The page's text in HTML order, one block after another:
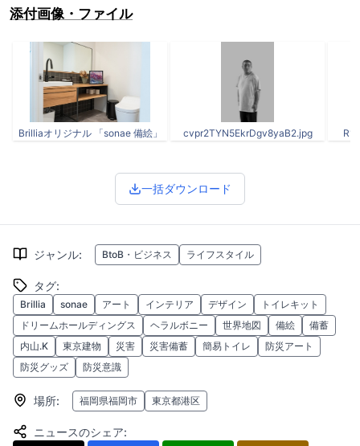
添付画像・ファイル
Brilliaオリジナル 「sonae 備絵」 cvpr2TYN5EkrDgv8yaB2.jpg
一括ダウンロード
ジャンル: BtoB・ビジネス ライフスタイル
タグ:
Brillia sonae アート インテリア デザイン
トイレキット
ドリームホールディングス
ヘラルボニー 世界地図 備絵
備蓄
内山.K
東京建物 災害 災害備蓄 簡易トイレ
防災アート
防災グッズ
防災意識
場所: 福岡県福岡市 東京都港区
ニュースのシェア: